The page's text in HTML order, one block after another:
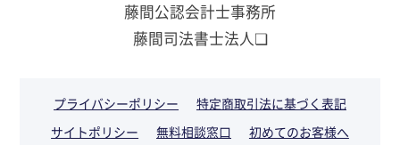
藤間公認会計士事務所
藤間司法書士法人❏
プライバシーポリシー
特定商取引法に基づく表記
サイトポリシー
無料相談窓口
初めてのお客様へ